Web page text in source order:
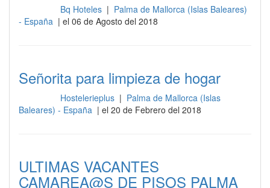
Bq Hoteles | Palma de Mallorca (Islas Baleares)
- España | el 06 de Agosto del 2018
Señorita para limpieza de hogar
Hostelerieplus | Palma de Mallorca (Islas
Baleares) - España | el 20 de Febrero del 2018
ULTIMAS VACANTES
CAMAREA@S DE PISOS PALMA